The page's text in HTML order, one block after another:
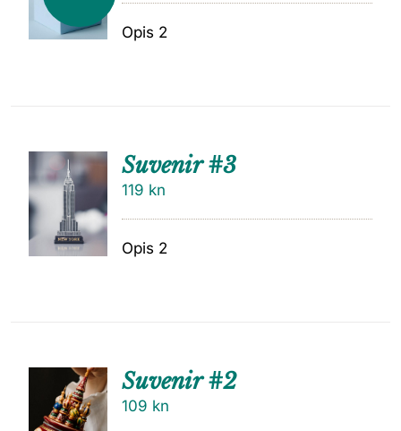
Opis 2
DODAJ
Suvenir #3
119 kn
Opis 2
DODAJ
U
KOŠARI
Suvenir #2
109 kn